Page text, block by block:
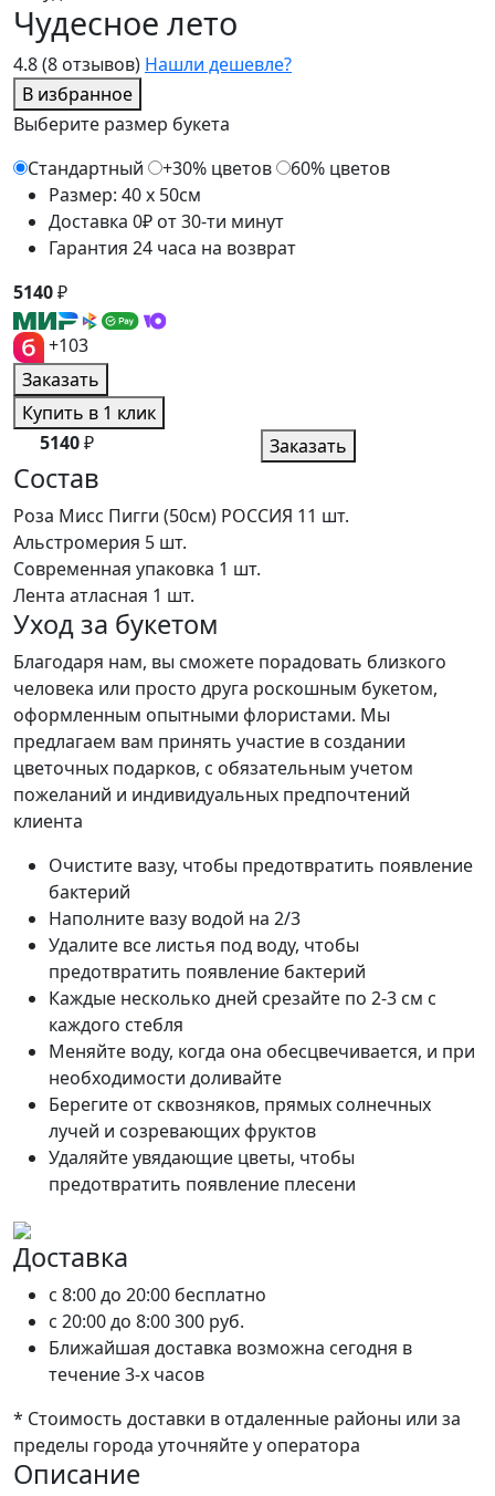
4.8(8 отзывов) Нашли дешевле?
В избранное
Чудесное лето
Выберите размер букета
Стандартный
+30% цветов
60% цветов
Размер: 40 x 50см
Доставка 0₽ от 30-ти минут
Гарантия 24 часа на возврат
5140₽
+103
Заказать
Купить в 1 клик
5140₽ Заказать
Состав
Роза Мисс Пигги (50см) РОССИЯ 11 шт.
Альстромерия 5 шт.
Современная упаковка 1 шт.
Лента атласная 1 шт.
Уход за букетом
Благодаря нам, вы сможете порадовать близкого
человека или просто друга роскошным букетом,
оформленным опытными флористами. Мы
предлагаем вам принять участие в создании
цветочных подарков, с обязательным учетом
пожеланий и индивидуальных предпочтений
клиента
Очистите вазу, чтобы предотвратить появление
бактерий
Наполните вазу водой на 2/3
Удалите все листья под воду, чтобы
предотвратить появление бактерий
Каждые несколько дней срезайте по 2-3 см с
каждого стебля
Меняйте воду, когда она обесцвечивается, и при
необходимости доливайте
Берегите от сквозняков, прямых солнечных
лучей и созревающих фруктов
Удаляйте увядающие цветы, чтобы
предотвратить появление плесени
Доставка
c 8:00 до 20:00 бесплатно
c 20:00 до 8:00300 руб.
Ближайшая доставка возможна сегодня в
течение 3-х часов
* Стоимость доставки в отдаленные районы или за
пределы города уточняйте у оператора
Описание